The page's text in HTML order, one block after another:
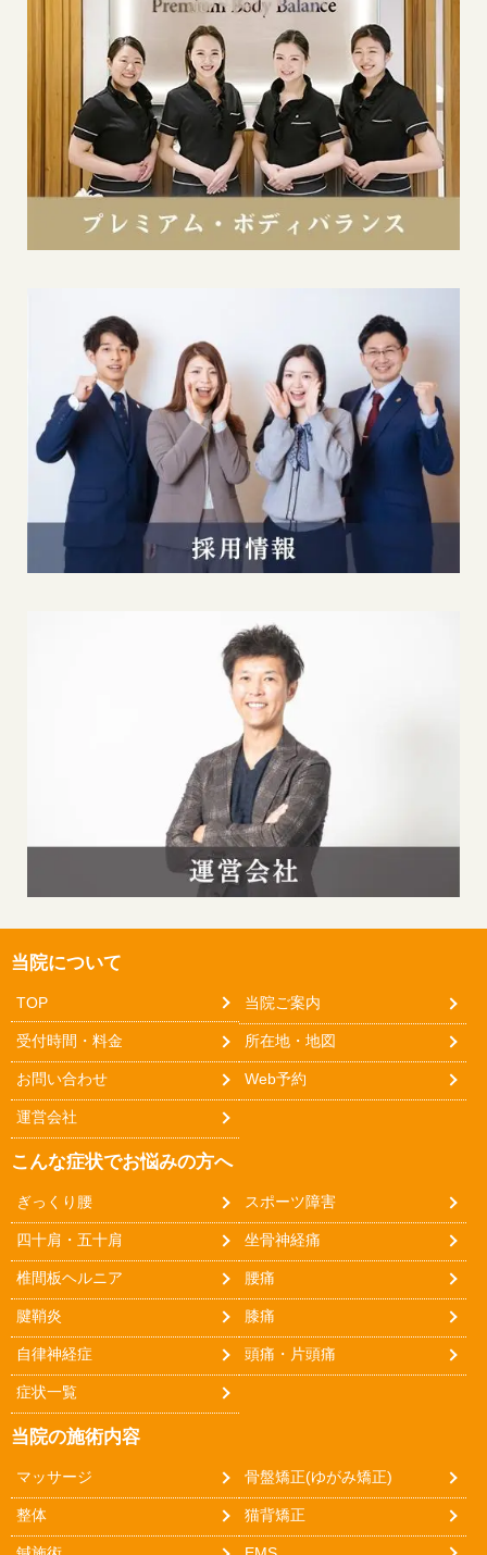
当院について
TOP 当院ご案内
受付時間・料金 所在地・地図
お問い合わせ Web予約
運営会社
こんな症状でお悩みの方へ
ぎっくり腰 スポーツ障害
四十肩・五十肩 坐骨神経痛
椎間板ヘルニア 腰痛
腱鞘炎 膝痛
自律神経症 頭痛・片頭痛
症状一覧
当院の施術内容
マッサージ 骨盤矯正(ゆがみ矯正)
整体 猫背矯正